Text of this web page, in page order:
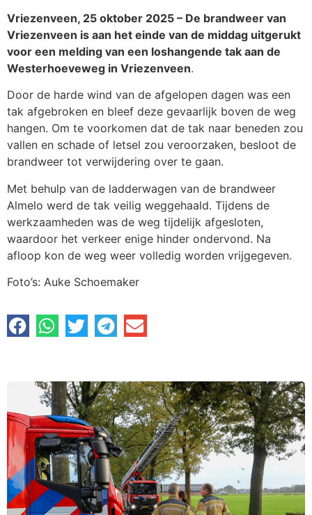
Vriezenveen, 25 oktober 2025 – De brandweer van
Vriezenveen is aan het einde van de middag uitgerukt
voor een melding van een loshangende tak aan de
Westerhoeveweg in Vriezenveen.
Door de harde wind van de afgelopen dagen was een
tak afgebroken en bleef deze gevaarlijk boven de weg
hangen. Om te voorkomen dat de tak naar beneden zou
vallen en schade of letsel zou veroorzaken, besloot de
brandweer tot verwijdering over te gaan.
Met behulp van de ladderwagen van de brandweer
Almelo werd de tak veilig weggehaald. Tijdens de
werkzaamheden was de weg tijdelijk afgesloten,
waardoor het verkeer enige hinder ondervond. Na
afloop kon de weg weer volledig worden vrijgegeven.
Foto’s: Auke Schoemaker